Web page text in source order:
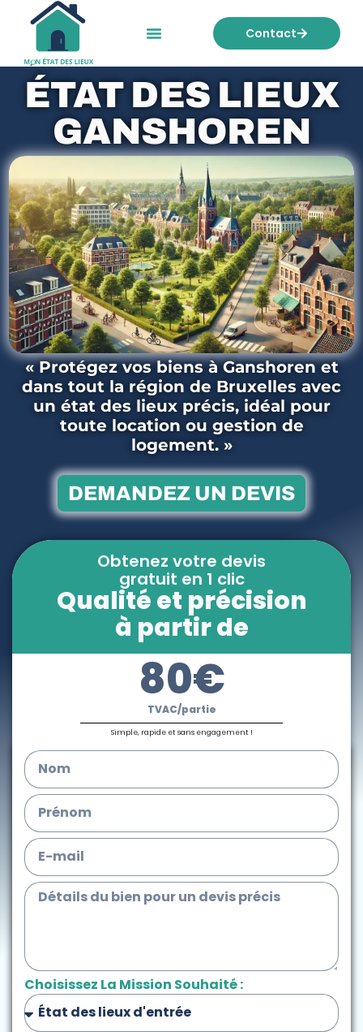
Contact
ÉTAT DES LIEUX
GANSHOREN
« Protégez vos biens à Ganshoren et
dans tout la région de Bruxelles avec
un état des lieux précis, idéal pour
toute location ou gestion de
logement. »
DEMANDEZ UN DEVIS
Obtenez votre devis
gratuit en 1 clic
Qualité et précision
à partir de
80€
TVAC/partie
Simple, rapide et sans engagement !
Choisissez La Mission Souhaité :